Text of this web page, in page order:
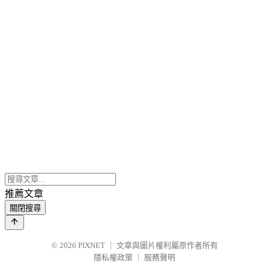
推薦文章
關閉搜尋
© 2026 PIXNET
文章與圖片權利屬原作者所有
隱私權政策
服務聲明